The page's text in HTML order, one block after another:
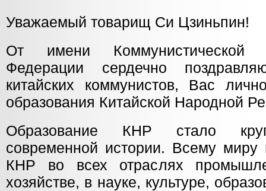
Уважаемый товарищ Си Цзиньпин!
От имени Коммунистической
Федерации сердечно
китайских коммунистов, Вас
образования Китайской Народной
Образование КНР стало
современной истории. Всему миру
КНР во всех отраслях
хозяйстве, в науке, культуре,